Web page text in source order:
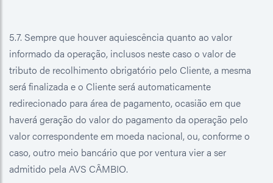
5.7. Sempre que houver aquiescência quanto ao valor
informado da operação, inclusos neste caso o valor de
tributo de recolhimento obrigatório pelo Cliente, a mesma
será finalizada e o Cliente será automaticamente
redirecionado para área de pagamento, ocasião em que
haverá geração do valor do pagamento da operação pelo
valor correspondente em moeda nacional, ou, conforme o
caso, outro meio bancário que por ventura vier a ser
admitido pela AVS CÂMBIO.